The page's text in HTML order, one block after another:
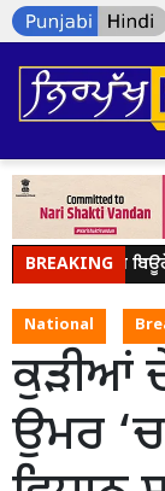
BREAKING
ਵਿਜੀਲੈਂਸ
National
ਕੁੜੀਆਂ
ਉਮਰ